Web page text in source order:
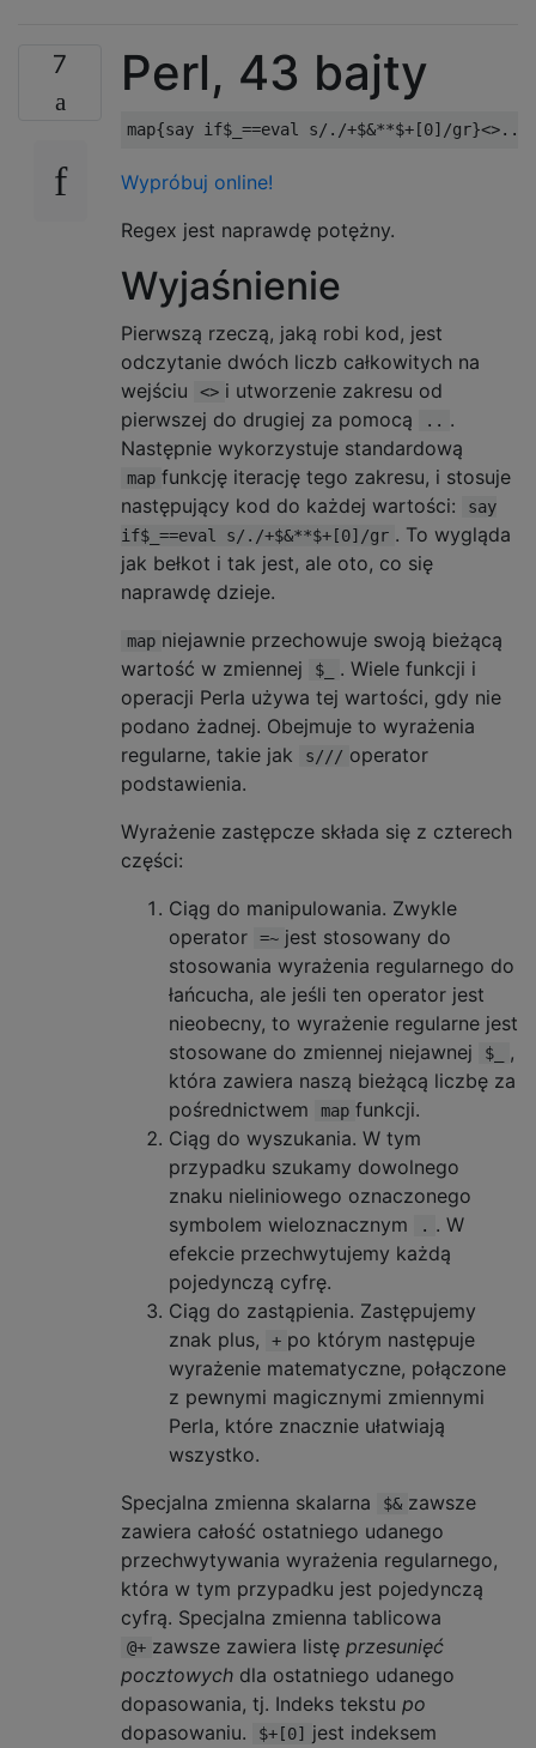
7 Perl, 43 bajty
Wypróbuj online!
Regex jest naprawdę potężny.
Wyjaśnienie
Pierwszą rzeczą, jaką robi kod, jest
odczytanie dwóch liczb całkowitych na
wejściu
<> i utworzenie zakresu od
pierwszej do drugiej za pomocą
.. .
Następnie wykorzystuje standardową
map funkcję iterację tego zakresu, i stosuje
następujący kod do każdej wartości:
say
if$_==eval s/./+$&**$+[0]/gr . To wygląda
jak bełkot i tak jest, ale oto, co się
naprawdę dzieje.
map niejawnie przechowuje swoją bieżącą
wartość w zmiennej
$_
. Wiele funkcji i
operacji Perla używa tej wartości, gdy nie
podano żadnej. Obejmuje to wyrażenia
regularne, takie jak
s/// operator
podstawienia.
Wyrażenie zastępcze składa się z czterech
części:
Ciąg do manipulowania. Zwykle
operator
=~ jest stosowany do
stosowania wyrażenia regularnego do
łańcucha, ale jeśli ten operator jest
nieobecny, to wyrażenie regularne jest
stosowane do zmiennej niejawnej
$_
,
która zawiera naszą bieżącą liczbę za
pośrednictwem
map funkcji.
Ciąg do wyszukania. W tym
przypadku szukamy dowolnego
znaku nieliniowego oznaczonego
symbolem wieloznacznym
. . W
efekcie przechwytujemy każdą
pojedynczą cyfrę.
Ciąg do zastąpienia. Zastępujemy
znak plus,
+ po którym następuje
wyrażenie matematyczne, połączone
z pewnymi magicznymi zmiennymi
Perla, które znacznie ułatwiają
wszystko.
Specjalna zmienna skalarna
$& zawsze
zawiera całość ostatniego udanego
przechwytywania wyrażenia regularnego,
która w tym przypadku jest pojedynczą
cyfrą. Specjalna zmienna tablicowa
@+ zawsze zawiera listę przesunięć
pocztowych dla ostatniego udanego
dopasowania, tj. Indeks tekstu po
dopasowaniu.
$+[0] jest indeksem